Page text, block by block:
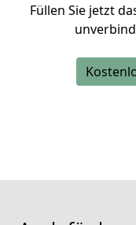
Füllen Sie jetzt